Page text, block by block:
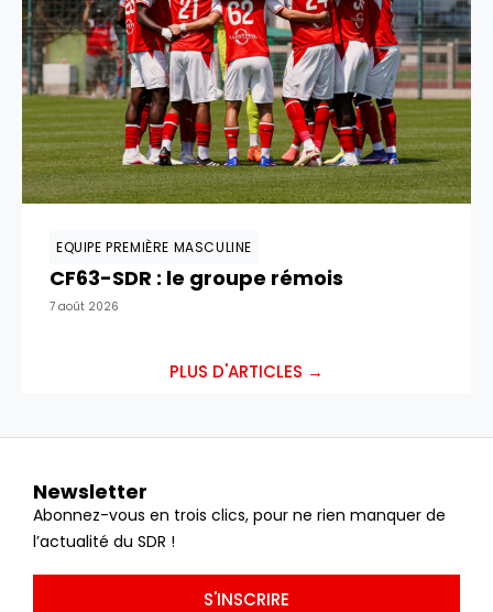
EQUIPE PREMIÈRE MASCULINE
CF63-SDR : le groupe rémois
7 août 2026
PLUS D'ARTICLES →
Newsletter
Abonnez-vous en trois clics, pour ne rien manquer de
l’actualité du SDR !
S'INSCRIRE